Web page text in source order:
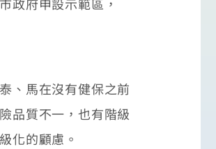
、馬在沒有健保之前
品質不一，也有階級
化的顧慮。